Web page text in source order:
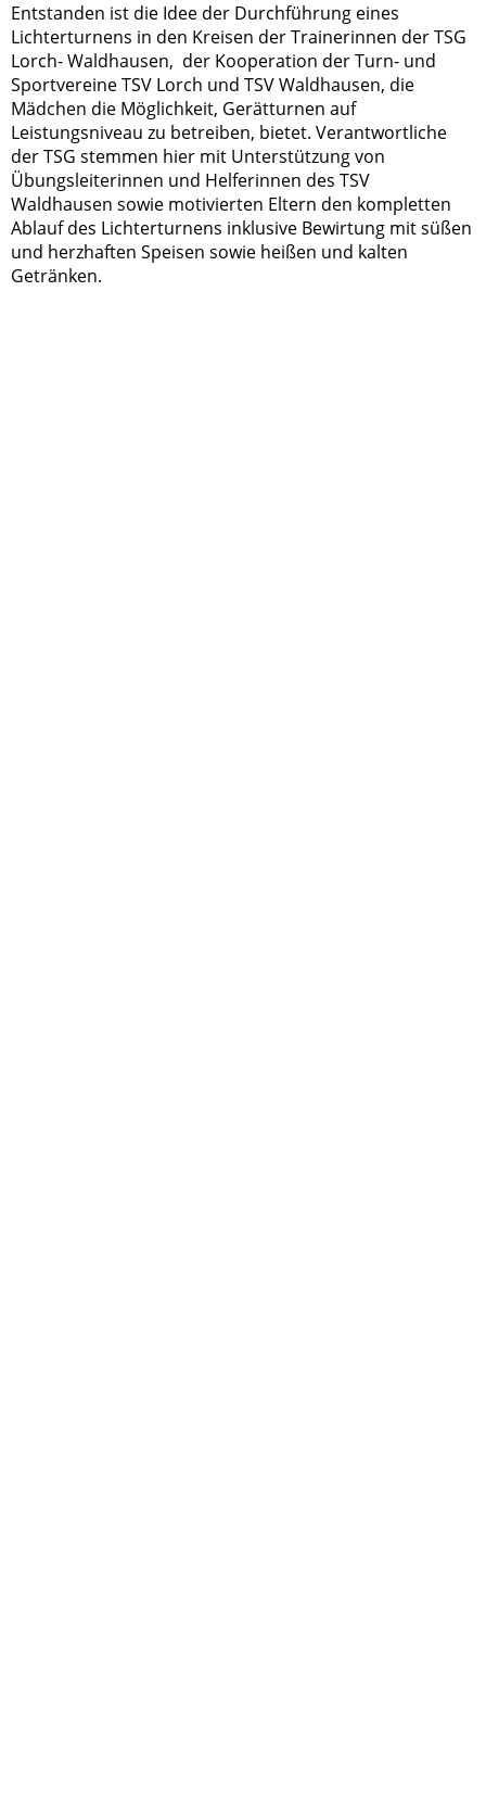
Entstanden ist die Idee der Durchführung eines
Lichterturnens in den Kreisen der Trainerinnen der TSG
Lorch- Waldhausen, der Kooperation der Turn- und
Sportvereine TSV Lorch und TSV Waldhausen, die
Mädchen die Möglichkeit, Gerätturnen auf
Leistungsniveau zu betreiben, bietet. Verantwortliche
der TSG stemmen hier mit Unterstützung von
Übungsleiterinnen und Helferinnen des TSV
Waldhausen sowie motivierten Eltern den kompletten
Ablauf des Lichterturnens inklusive Bewirtung mit süßen
und herzhaften Speisen sowie heißen und kalten
Getränken.